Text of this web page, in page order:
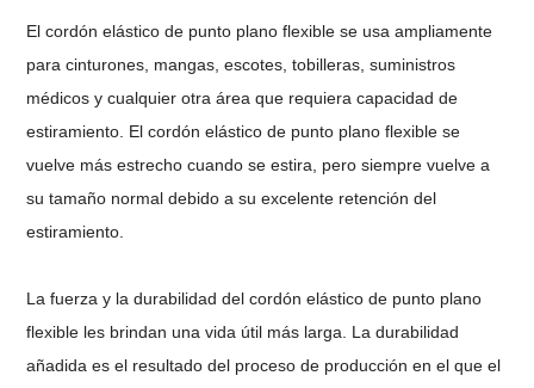
El cordón elástico de punto plano flexible se usa ampliamente
para cinturones, mangas, escotes, tobilleras, suministros
médicos y cualquier otra área que requiera capacidad de
estiramiento. El cordón elástico de punto plano flexible se
vuelve más estrecho cuando se estira, pero siempre vuelve a
su tamaño normal debido a su excelente retención del
estiramiento.
La fuerza y ​​la durabilidad del cordón elástico de punto plano
flexible les brindan una vida útil más larga. La durabilidad
añadida es el resultado del proceso de producción en el que el